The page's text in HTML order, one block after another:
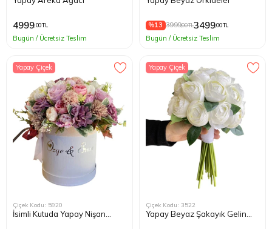
4999,00 TL
Bugün / Ücretsiz Teslim
%13 3999,00 TL3499,00 TL
Bugün / Ücretsiz Teslim
Yapay Çiçek
Çiçek Kodu: 5920
İsimli Kutuda Yapay Nişan
Yapay Çiçek
Çiçek Kodu: 3522
Yapay Beyaz Şakayık Gelin